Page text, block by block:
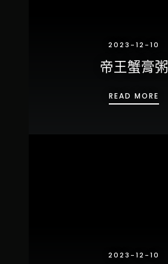
2023-12-10
帝王蟹膏粥
READ MORE
2023-12-10